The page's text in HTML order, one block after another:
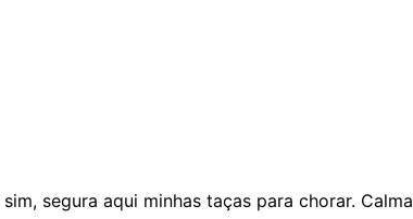
segura aqui minhas taças para chorar.